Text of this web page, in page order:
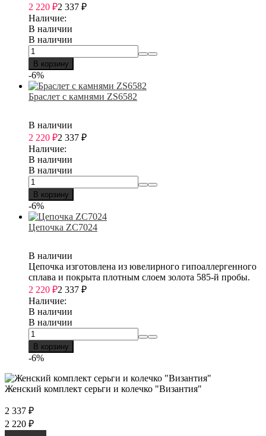
2 220 ₽2 337 ₽
Наличие:
В наличии
В наличии
В корзину
-6%
Браслет с камнями ZS6582
В наличии
2 220 ₽2 337 ₽
Наличие:
В наличии
В наличии
В корзину
-6%
Цепочка ZC7024
В наличии
Цепочка изготовлена из ювелирного гипоаллергенного
сплава и покрыта плотным слоем золота 585-й пробы.
2 220 ₽2 337 ₽
Наличие:
В наличии
В наличии
В корзину
-6%
Женский комплект серьги и колечко "Византия"
2 337 ₽
2 220 ₽